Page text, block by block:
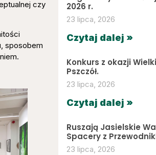
czy
sposobem
2026 r.
23 lipca, 2026
Czytaj dalej »
Konkurs z okazji
Pszczół.
23 lipca, 2026
Czytaj dalej »
Ruszają Jasielskie
Spacery z
23 lipca, 2026